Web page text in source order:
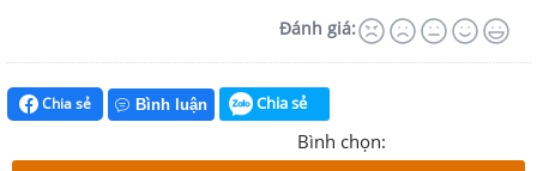
Đánh giá:
Chia sẻ Bình luận Chia sẻ
Bình chọn: